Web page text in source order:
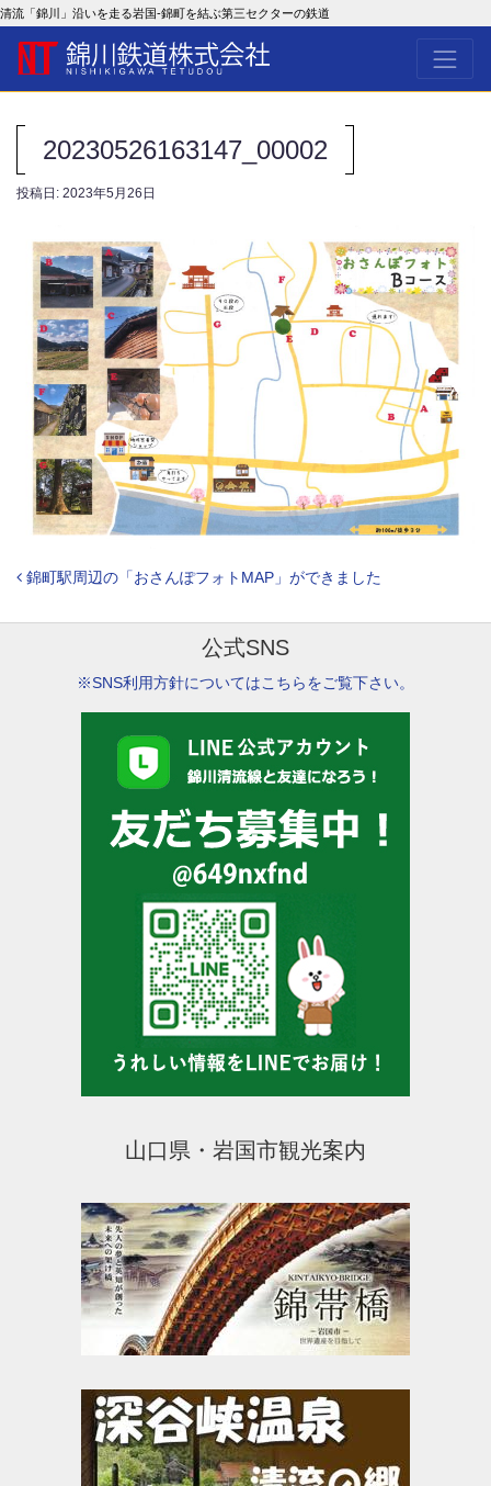
清流「錦川」沿いを走る岩国-錦町を結ぶ第三セクターの鉄道
20230526163147_00002
投稿日: 2023年5月26日
投稿ナビゲーション
錦町駅周辺の「おさんぽフォトMAP」ができました
公式SNS
※SNS利用方針についてはこちらをご覧下さい。
山口県・岩国市観光案内